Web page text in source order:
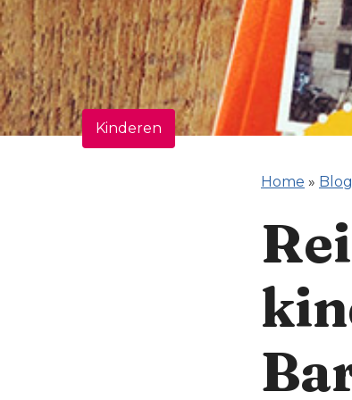
Kinderen
Home » Blog